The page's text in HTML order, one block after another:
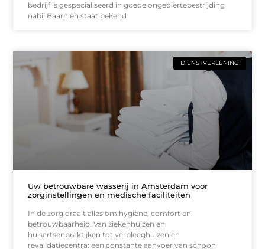
bedrijf is gespecialiseerd in goede ongediertebestrijding
nabij Baarn en staat bekend
DIENSTVERLENING
Uw betrouwbare wasserij in Amsterdam voor
zorginstellingen en medische faciliteiten
In de zorg draait alles om hygiëne, comfort en
betrouwbaarheid. Van ziekenhuizen en
huisartsenpraktijken tot verpleeghuizen en
revalidatiecentra: een constante aanvoer van schoon